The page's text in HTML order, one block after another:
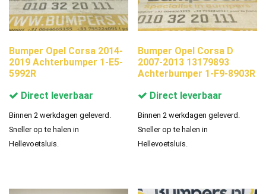
Bumper Opel Corsa 2014-
2019 Achterbumper 1-E5-
5992R
Direct leverbaar
Binnen 2 werkdagen geleverd.
Sneller op te halen in
Hellevoetsluis.
Bumper Opel Corsa D
2007-2013 13179893
Achterbumper 1-F9-8903R
Direct leverbaar
Binnen 2 werkdagen geleverd.
Sneller op te halen in
Hellevoetsluis.